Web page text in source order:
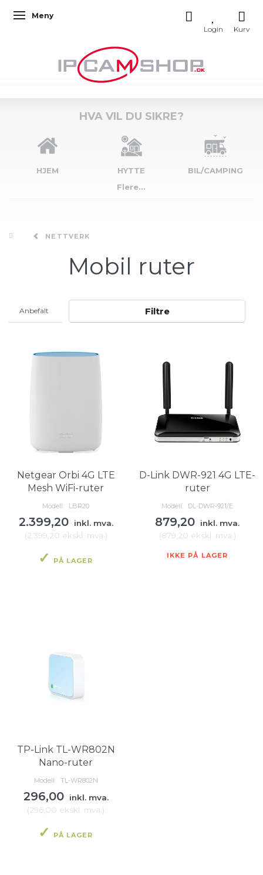
Veksle navigasjon
Meny
HVA VIL DU SIKRE?
HJEM HYTTE
BIL/CAMPING
Flere...
NETTVERK
Mobil ruter
Filtre
Netgear Orbi 4G LTE
Mesh WiFi-ruter
Modell: LBR20
2.399,20
inkl. mva.
(2.399,20 ekskl. mva. )
PÅ LAGER
D-Link DWR-921 4G LTE-
ruter
Modell: DL-DWR‑921/E
879,20
inkl. mva.
(879,20 ekskl. mva. )
IKKE PÅ LAGER
TP-Link TL-WR802N
Nano-ruter
Modell: TL-WR802N
296,00
inkl. mva.
(296,00 ekskl. mva. )
PÅ LAGER